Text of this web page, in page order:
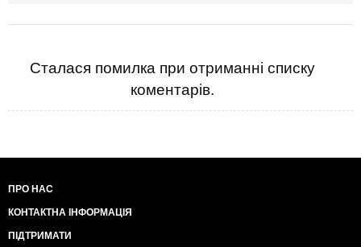
Сталася помилка при отриманні списку
коментарів.
ПРО НАС
КОНТАКТНА ІНФОРМАЦІЯ
ПІДТРИМАТИ